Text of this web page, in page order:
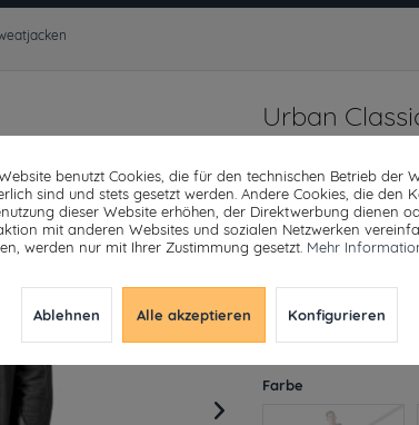
Urban
Sweatshirt
Dieser
12,29 € *
inkl. MwSt.ab 49€
Derzeit leider nicht
Farbe
benutzt Cookies, die für den technischen Betrieb der
sind und stets gesetzt werden. Andere Cookies, die den
dieser Website erhöhen, der Direktwerbung dienen
mit anderen Websites und sozialen Netzwerken
werden nur mit Ihrer Zustimmung gesetzt. Mehr
Ablehnen Alle akzeptieren Konfigurieren